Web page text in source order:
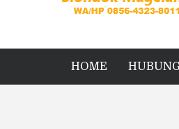
HOME